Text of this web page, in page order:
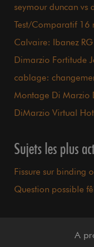
seymour duncan vs
Test/Comparatif 16
Calvaire: Ibanez
Dimarzio Fortitude
cablage:
Montage Di Marzio
DiMarzio Virtual
Sujets les plus
Fissure sur binding
Question possible
A